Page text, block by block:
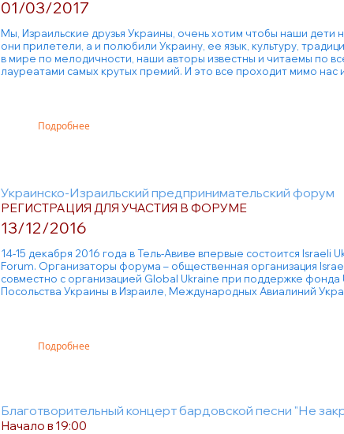
01/03/2017
Мы, Израильские друзья Украины, очень хотим чтобы наши дети
они прилетели, а и полюбили Украину, ее язык, культуру,
в мире по мелодичности, наши авторы известны и читаемы по
лауреатами самых крутых премий. И это все проходит мимо нас
Подробнее
Украинско-Израильский предпринимательский форум
РЕГИСТРАЦИЯ ДЛЯ УЧАСТИЯ В ФОРУМЕ
13/12/2016
14-15 декабря 2016 года в Тель-Авиве впервые состоится Israeli
Forum. Организаторы форума – общественная организация
совместно с организацией Global Ukraine при поддержке фонда
Посольства Украины в Израиле, Международных Авиалиний
Подробнее
Благотворительный концерт бардовской песни "Не
Начало в 19:00